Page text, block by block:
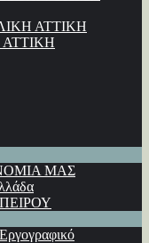
ΑΤΤΙΚΗ
ΜΑΣ